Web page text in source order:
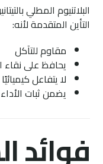
البلاتنيوم المطلي
التأين المتقدمة لأنه:
مقاوم للتآكل
يحافظ على نقاء
لا يتفاعل كيميائيًا
يضمن ثبات
فوائد